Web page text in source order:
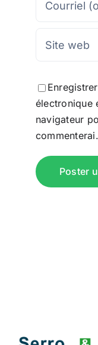
électronique
navigateur
commenterai.